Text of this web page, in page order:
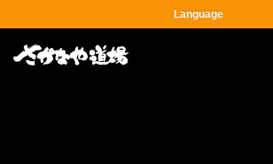
Language